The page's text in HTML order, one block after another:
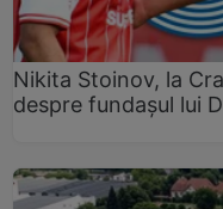
Nikita Stoinov, la
despre fundașul lui